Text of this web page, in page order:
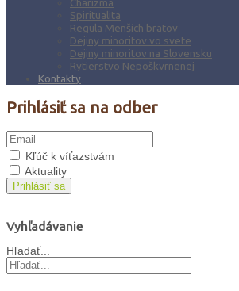
Charizma
Spiritualita
Regula Menších bratov
Dejiny minoritov vo svete
Dejiny minoritov na Slovensku
Rytierstvo Nepoškvrnenej
Kontakty
Prihlásiť sa na odber
Kľúč k víťazstvám
Aktuality
Prihlásiť sa
Vyhľadávanie
Hľadať...